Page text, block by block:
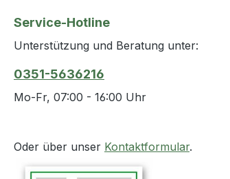
Service-Hotline
Unterstützung und Beratung unter:
0351-5636216
Mo-Fr, 07:00 - 16:00 Uhr
Oder über unser Kontaktformular.